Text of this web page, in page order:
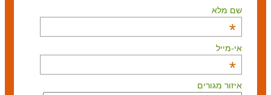
שם מלא
*
אי-מייל
*
איזור מגורים